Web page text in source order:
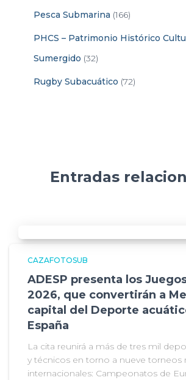
Pesca Submarina (166)
PHCS – Patrimonio Histórico
Sumergido (32)
Rugby Subacuático (72)
Entradas
CAZAFOTOSUB
ADESP presenta los
2026, que convertirán a
capital del Deporte
España
La cita reunirá a más de tres mil
y técnicos en torno a nueve torneos
internacionales: Campeonatos de